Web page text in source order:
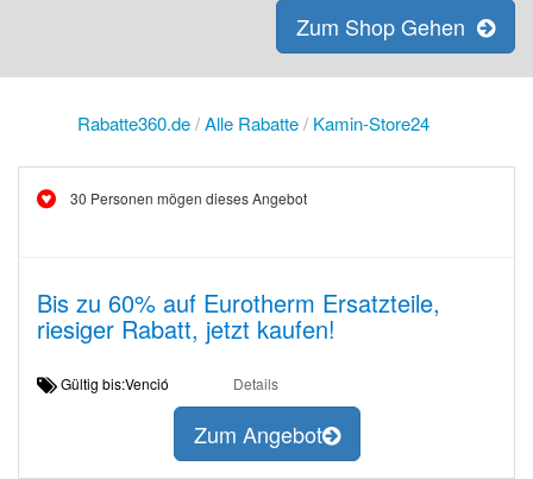
Zum Shop Gehen
Rabatte360.de/Alle Rabatte/ Kamin-Store24
30 Personen mögen dieses Angebot
Bis zu 60% auf Eurotherm Ersatzteile,
riesiger Rabatt, jetzt kaufen!
Gültig bis:Venció Details
Zum Angebot